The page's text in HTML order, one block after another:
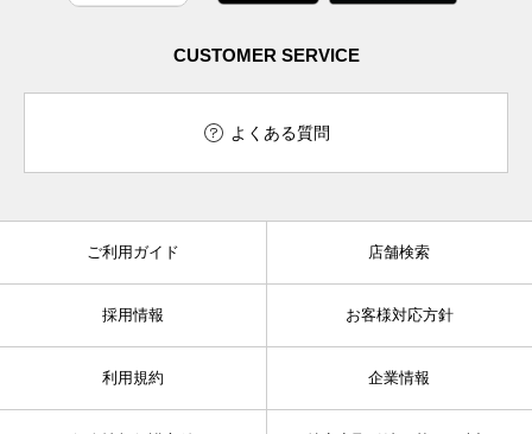
CUSTOMER SERVICE
よくある質問
ご利用ガイド 店舗検索
採用情報 お客様対応方針
利用規約 企業情報